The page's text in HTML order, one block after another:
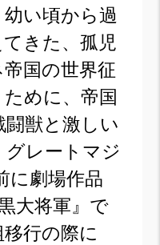
い頃から過
きた、孤児
国の世界征
めに、帝国
獣と激しい
レートマジ
に劇場作品
大将軍』で
行の際に